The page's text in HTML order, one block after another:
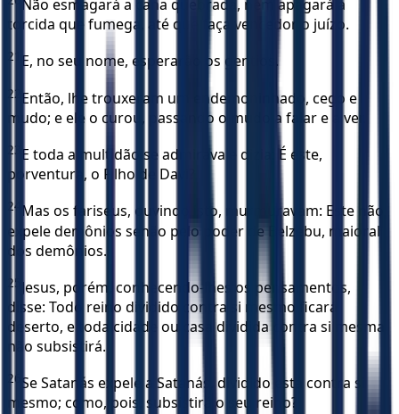
Não esmagará a cana quebrada, nem apagará a
torcida que fumega, até que faça vencedor o juízo.
21 E, no seu nome, esperarão os gentios.
22 Então, lhe trouxeram um endemoninhado, cego e
mudo; e ele o curou, passando o mudo a falar e a ver.
23 E toda a multidão se admirava e dizia: É este,
porventura, o Filho de Davi?
24 Mas os fariseus, ouvindo isto, murmuravam: Este não
expele demônios senão pelo poder de Belzebu, maioral
dos demônios.
25 Jesus, porém, conhecendo-lhes os pensamentos,
disse: Todo reino dividido contra si mesmo ficará
deserto, e toda cidade ou casa dividida contra si mesma
não subsistirá.
26 Se Satanás expele a Satanás, dividido está contra si
mesmo; como, pois, subsistirá o seu reino?